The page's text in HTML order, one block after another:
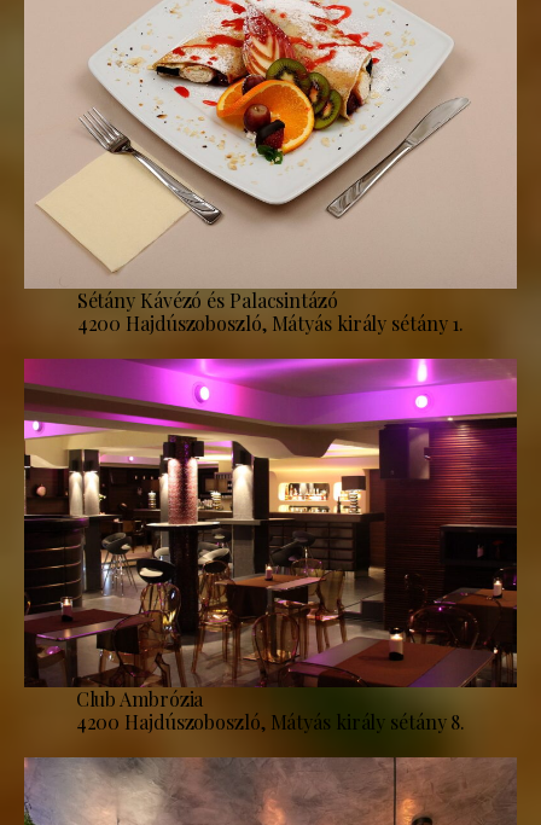
Sétány Kávézó és Palacsintázó
4200 Hajdúszoboszló, Mátyás király sétány 1.
Club Ambrózia
4200 Hajdúszoboszló, Mátyás király sétány 8.